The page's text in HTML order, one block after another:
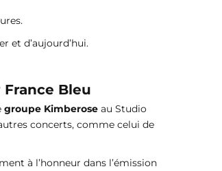
et d’aujourd’hui.
Bleu
groupe Kimberose au Studio
concerts, comme celui de
à l’honneur dans l’émission